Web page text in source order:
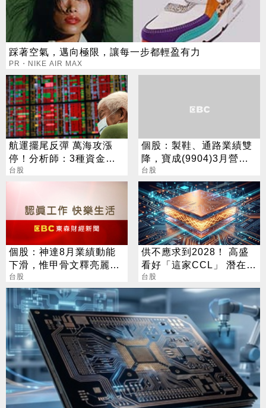
踩著空氣，邁向極限，讓每一步都輕盈有力
PR・NIKE AIR MAX
航運擺尾反彈 萬海攻漲
停！分析師：3種資金進
場拉抬
台股
個股：製鞋、通路業績雙
降，寶成(9904)3月營收
年減逾一成
台股
個股：神達8月業績動能
下滑，惟甲骨文釋亮麗前
景股價飆漲，激勵神達同
步大漲
台股
供不應求到2028！ 高盛
看好「這家CCL」 潛在漲
幅171%
台股